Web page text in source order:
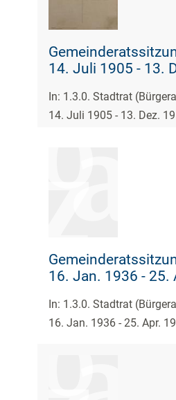
14. Juli 1905 - 13.
In: 1.3.0. Stadtrat
14. Juli 1905 - 13. Dez.
16. Jan. 1936 - 25.
In: 1.3.0. Stadtrat
16. Jan. 1936 - 25. Apr.